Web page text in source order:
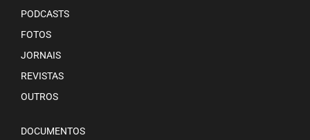
PODCASTS
FOTOS
JORNAIS
REVISTAS
OUTROS
DOCUMENTOS